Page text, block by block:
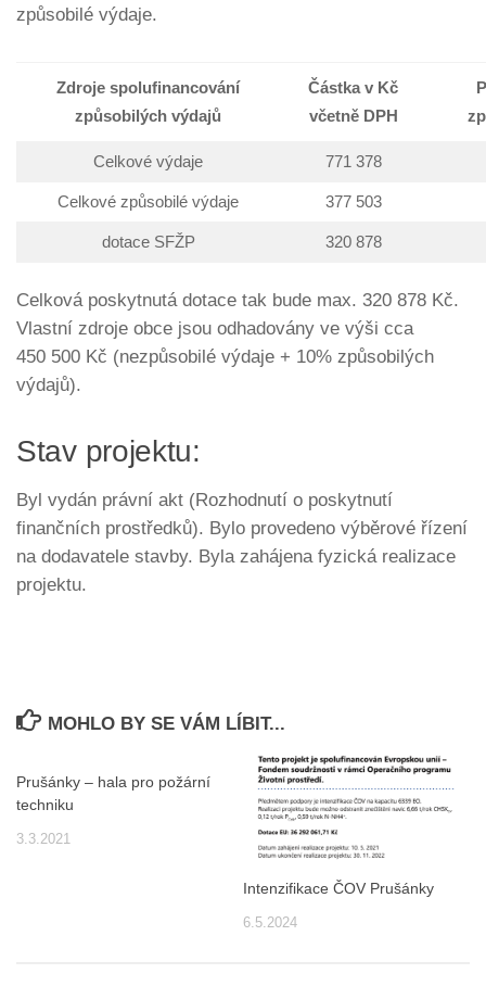
způsobilé výdaje.
Zdroje spolufinancování
způsobilých výdajů
Částka v Kč
včetně DPH
Celkové výdaje 771 378
Celkové způsobilé výdaje 377 503
dotace SFŽP 320 878
Celková poskytnutá dotace tak bude max. 320 878 Kč.
Vlastní zdroje obce jsou odhadovány ve výši cca
450 500 Kč (nezpůsobilé výdaje + 10% způsobilých
výdajů).
Stav projektu:
Byl vydán právní akt (Rozhodnutí o poskytnutí
finančních prostředků). Bylo provedeno výběrové řízení
na dodavatele stavby. Byla zahájena fyzická realizace
projektu.
MOHLO BY SE VÁM LÍBIT...
Prušánky – hala pro požární
techniku
3.3.2021
Intenzifikace ČOV Prušánky
6.5.2024